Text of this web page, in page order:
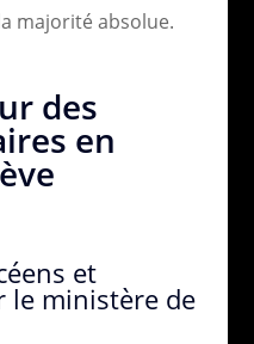
majorité absolue.
des
en
et
le ministère de